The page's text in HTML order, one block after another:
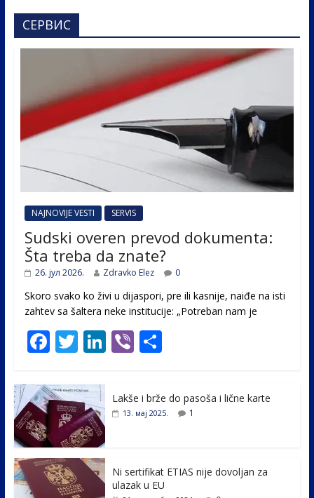
СЕРВИС
NAJNOVIJE VESTI SERVIS
Sudski overen prevod dokumenta:
Šta treba da znate?
26. јул 2026. Zdravko Elez 0
Skoro svako ko živi u dijaspori, pre ili kasnije, naiđe na isti
zahtev sa šaltera neke institucije: „Potreban nam je
F
e
b
o
o
k
T
itt
er
Li
e
Vi
er
S
ar
e
Lakše i brže do pasoša i lične karte
13. мај 2025. 1
Ni sertifikat ETIAS nije dovoljan za
ulazak u EU